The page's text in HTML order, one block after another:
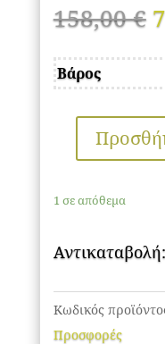
158,00€
Βάρος
Φωτιστικό
Φ50
LED
4000K
χρυσό
1 σε απόθεμα
Κωδικός
Προσφορές